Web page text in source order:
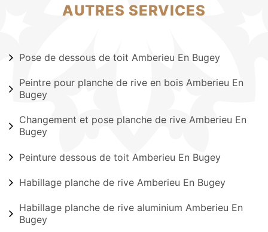
AUTRES SERVICES
Pose de dessous de toit Amberieu En Bugey
Peintre pour planche de rive en bois Amberieu En
Bugey
Changement et pose planche de rive Amberieu En
Bugey
Peinture dessous de toit Amberieu En Bugey
Habillage planche de rive Amberieu En Bugey
Habillage planche de rive aluminium Amberieu En
Bugey